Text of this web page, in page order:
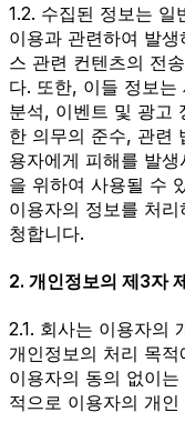
1.2. 수집된 정보는
이용과 관련하여 발
스 관련 컨텐츠의 전
다. 또한, 이들 정보는
분석, 이벤트 및 광고
한 의무의 준수, 관련
용자에게 피해를 발
을 위하여 사용될 수
이용자의 정보를 처
청합니다.
2. 개인정보의 제3자
2.1. 회사는 이용자의
개인정보의 처리 목
이용자의 동의 없이
적으로 이용자의 개